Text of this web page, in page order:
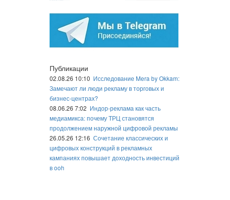
Публикации
02.08.26 10:10 Исследование Mera by Okkam:
Замечают ли люди рекламу в торговых и
бизнес-центрах?
08.06.26 7:02 Индор-реклама как часть
медиамикса: почему ТРЦ становятся
продолжением наружной цифровой рекламы
26.05.26 12:16 Сочетание классических и
цифровых конструкций в рекламных
кампаниях повышает доходность инвестиций
в ooh